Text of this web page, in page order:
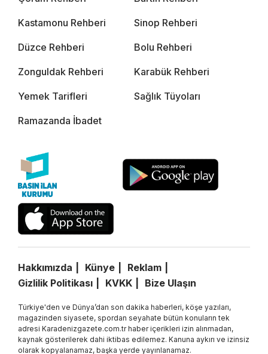
Kastamonu Rehberi Sinop Rehberi
Düzce Rehberi Bolu Rehberi
Zonguldak Rehberi Karabük Rehberi
Yemek Tarifleri Sağlık Tüyoları
Ramazanda İbadet
Hakkımızda Künye
Reklam
Gizlilik Politikası
KVKK Bize Ulaşın
Türkiye'den ve Dünya’dan son dakika haberleri, köşe yazıları,
magazinden siyasete, spordan seyahate bütün konuların tek
adresi Karadenizgazete.com.tr haber içerikleri izin alınmadan,
kaynak gösterilerek dahi iktibas edilemez. Kanuna aykırı ve izinsiz
olarak kopyalanamaz, başka yerde yayınlanamaz.